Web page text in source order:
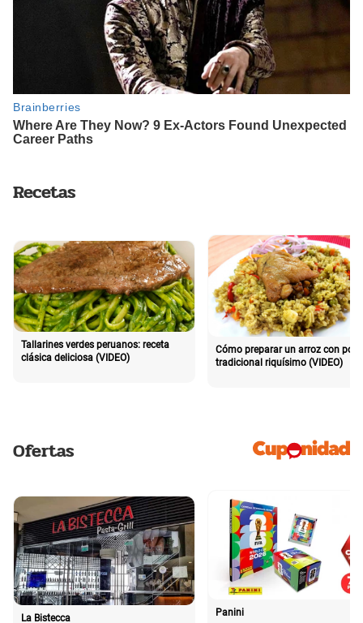
Recetas
Tallarines verdes peruanos: receta
clásica deliciosa (VIDEO)
Cómo preparar un arroz con pollo
tradicional riquísimo (VIDEO)
Ofertas
La Bistecca Panini